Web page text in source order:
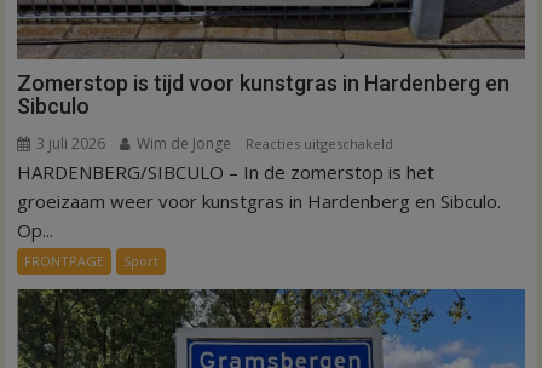
Zomerstop is tijd voor kunstgras in Hardenberg en
Sibculo
3 juli 2026 Wim de Jonge Reacties uitgeschakeld
Zomerstop
is
in
Hardenberg
en
HARDENBERG/SIBCULO – In de zomerstop is het
groeizaam weer voor kunstgras in Hardenberg en Sibculo.
Op...
FRONTPAGE Sport